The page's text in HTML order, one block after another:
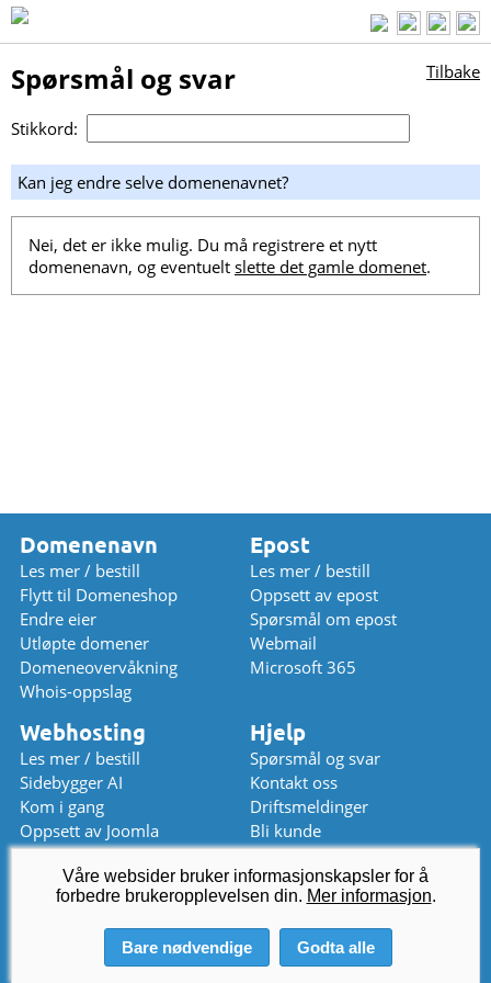
Spørsmål og svar Tilbake
Stikkord:
Kan jeg endre selve domenenavnet?
Nei, det er ikke mulig. Du må registrere et nytt
domenenavn, og eventuelt slette det gamle domenet.
Domenenavn
Les mer / bestill
Flytt til Domeneshop
Endre eier
Utløpte domener
Domeneovervåkning
Whois-oppslag
Epost
Les mer / bestill
Oppsett av epost
Spørsmål om epost
Webmail
Microsoft 365
Webhosting
Les mer / bestill
Sidebygger AI
Kom i gang
Oppsett av Joomla
Oppsett av WordPress
Hjelp
Spørsmål og svar
Kontakt oss
Driftsmeldinger
Bli kunde
Prisliste
Chat (stengt) kundeservice@domeneshop.no
03333 (åpent)
© 2026 Domeneshop AS ·Om oss·
Våre websider bruker informasjonskapsler for å
forbedre brukeropplevelsen din. Mer informasjon.
Bare nødvendige Godta alle